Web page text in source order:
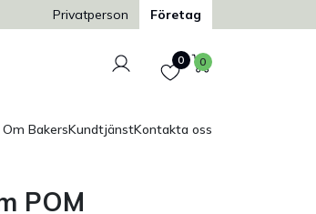
säker betalning
Privatperson Företag
Logga in
Favoriter
0 Varukorg
0
Om BakersKundtjänstKontakta oss
POM